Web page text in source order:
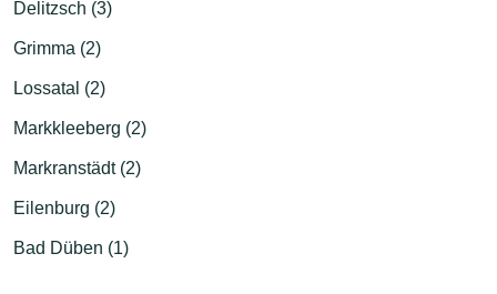
Delitzsch (3)
Grimma (2)
Lossatal (2)
Markkleeberg (2)
Markranstädt (2)
Eilenburg (2)
Bad Düben (1)